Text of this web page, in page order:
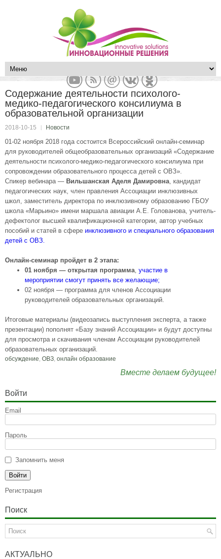
Содержание деятельности психолого-
медико-педагогического консилиума в
образовательной организации
2018-10-15 Новости
01-02 ноября 2018 года состоится Всероссийский онлайн-семинар
для руководителей общеобразовательных организаций «Содержание
деятельности психолого-медико-педагогического консилиума при
сопровождении образовательного процесса детей с ОВЗ».
Спикер вебинара — Вильшанская Аделя Дамировна, кандидат
педагогических наук, член правления Ассоциации инклюзивных
школ, заместитель директора по инклюзивному образованию ГБОУ
школа «Марьино» имени маршала авиации А.Е. Голованова, учитель-
дефектолог высшей квалификационной категории, автор учебных
пособий и статей в сфере инклюзивного и специального образования
детей с ОВЗ.
Онлайн-семинар пройдет в 2 этапа:
01 ноября — открытая программа, участие в
мероприятии смогут принять все желающие;
02 ноября — программа для членов Ассоциации
руководителей образовательных организаций.
Итоговые материалы (видеозапись выступления эксперта, а также
презентации) пополнят «Базу знаний Ассоциации» и будут доступны
для просмотра и скачивания членам Ассоциации руководителей
образовательных организаций.
обсуждение, ОВЗ, онлайн образование
Вместе делаем будущее!
Войти
Email
Пароль
Запомнить меня
Регистрация
Поиск
АКТУАЛЬНО